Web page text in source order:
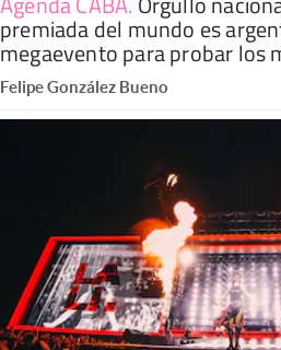
premiada del mundo es
megaevento para probar los
Felipe González Bueno